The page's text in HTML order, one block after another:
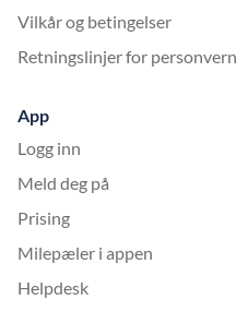
Vilkår og betingelser
Retningslinjer for personvern
App
Logg inn
Meld deg på
Prising
Milepæler i appen
Helpdesk